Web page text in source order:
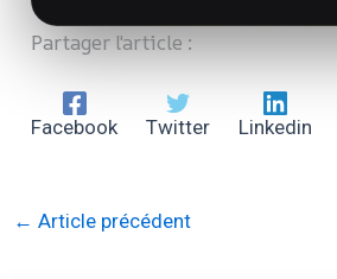
Partager l'article :
Facebook Twitter Linkedin
← Article précédent